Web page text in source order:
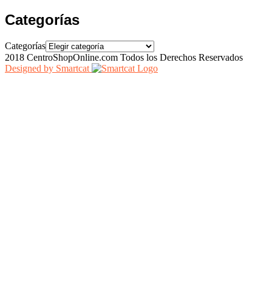
Categorías
Categorías
2018 CentroShopOnline.com Todos los Derechos Reservados
Designed by Smartcat